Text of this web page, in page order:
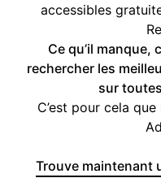
accessibles
Ce qu’il manque,
rechercher les
sur
C’est pour cela
Trouve maintenant